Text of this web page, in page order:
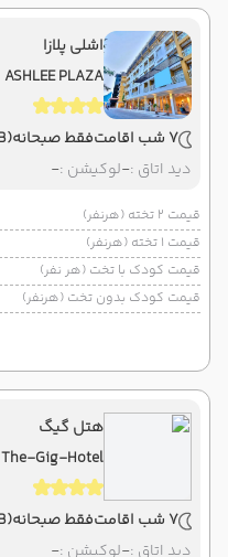
اشلی پلازا
ASHLEE PLAZA
7 شب اقامت فقط صبحانه(BB)
دید اتاق :-لوکیشن :-
قیمت 2 تخته (هرنفر)
قیمت 1 تخته (هرنفر)
قیمت کودک با تخت (هر نفر)
قیمت کودک بدون تخت (هرنفر)
هتل گیگ
The-Gig-Hotel
7 شب اقامت فقط صبحانه(BB)
دید اتاق :-لوکیشن :-